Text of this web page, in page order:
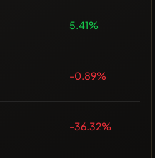
5.41%
-0.89%
-36.32%